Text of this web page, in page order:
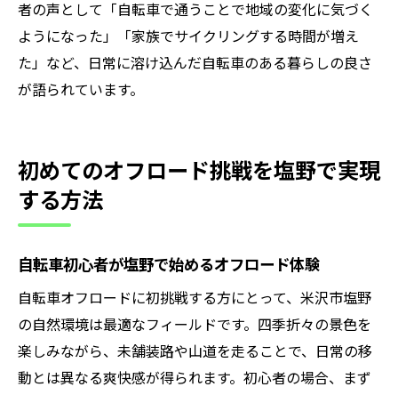
者の声として「自転車で通うことで地域の変化に気づく
ようになった」「家族でサイクリングする時間が増え
た」など、日常に溶け込んだ自転車のある暮らしの良さ
が語られています。
初めてのオフロード挑戦を塩野で実現
する方法
自転車初心者が塩野で始めるオフロード体験
自転車オフロードに初挑戦する方にとって、米沢市塩野
の自然環境は最適なフィールドです。四季折々の景色を
楽しみながら、未舗装路や山道を走ることで、日常の移
動とは異なる爽快感が得られます。初心者の場合、まず